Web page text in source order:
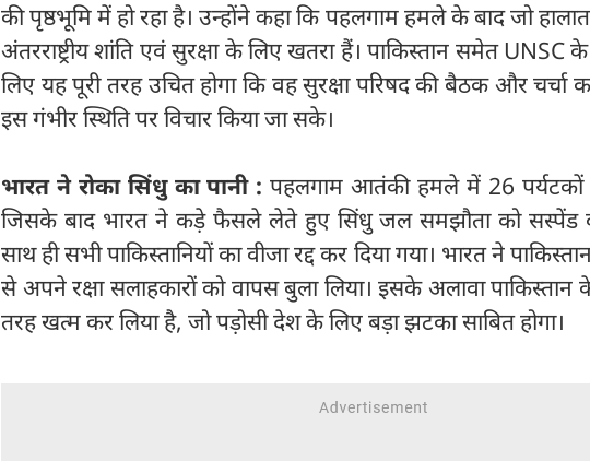
की पृष्ठभूमि में हो रहा है। उन्होंने कहा कि पहलगाम हमले के बाद जो
अंतरराष्ट्रीय शांति एवं सुरक्षा के लिए खतरा हैं। पाकिस्तान समेत
लिए यह पूरी तरह उचित होगा कि वह सुरक्षा परिषद की बैठक और चर्चा
इस गंभीर स्थिति पर विचार किया जा सके।
भारत ने रोका सिंधु का पानी : पहलगाम आतंकी हमले में 26 पर्यटकों
जिसके बाद भारत ने कड़े फैसले लेते हुए सिंधु जल समझौता को सस्पेंड
साथ ही सभी पाकिस्तानियों का वीजा रद्द कर दिया गया। भारत ने
से अपने रक्षा सलाहकारों को वापस बुला लिया। इसके अलावा पाकिस्तान
तरह खत्म कर लिया है, जो पड़ोसी देश के लिए बड़ा झटका साबित होगा।